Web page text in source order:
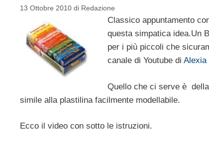
13 Ottobre 2010 di Redazione
Classico appuntamento
questa simpatica idea.Un
per i più piccoli che
canale di Youtube di Alexia
Quello che ci serve è
simile alla plastilina facilmente modellabile.
Ecco il video con sotto le istruzioni.